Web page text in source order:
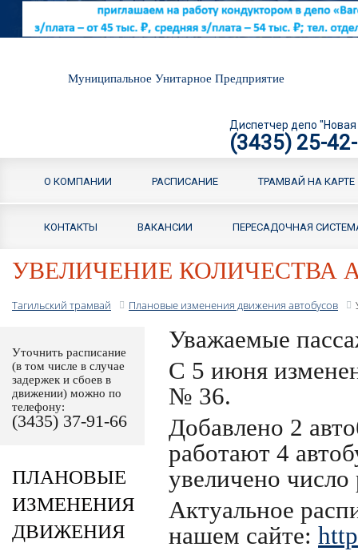
Муниципальное Унитарное Предприятие
Диспетчер депо
(3435) 25-
О КОМПАНИИ РАСПИСАНИЕ ТРАМВАЙ НА КАРТЕ
КОНТАКТЫ ВАКАНСИИ ПЕРЕСАДОЧНАЯ
УВЕЛИЧЕНИЕ КОЛИЧЕСТВА
Тагильский трамвай Плановые изменения движения автобусов
Уважаемые
С 5 июня
№ 36.
Добавлено 2
работают 4
увеличено
Актуальное
нашем сайте:
Уточнить расписание
(в том числе в случае
задержек и сбоев в
движении) можно по
телефону:
(3435) 37-91-66
ПЛАНОВЫЕ
ИЗМЕНЕНИЯ
ДВИЖЕНИЯ